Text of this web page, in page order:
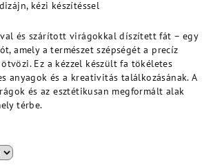
kézi készítéssel
és szárított virágokkal díszített fát – egy
amely a természet szépségét a precíz
Ez a kézzel készült fa tökéletes
anyagok és a kreativitás találkozásának. A
és az esztétikusan megformált alak
térbe.